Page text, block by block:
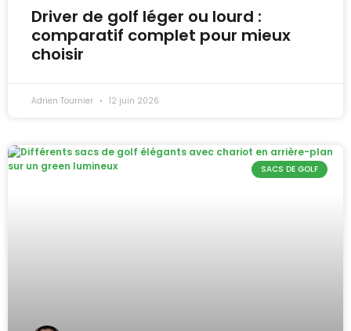
Driver de golf léger ou lourd :
comparatif complet pour mieux
choisir
Adrien Tournier 12 juin 2026
SACS DE GOLF